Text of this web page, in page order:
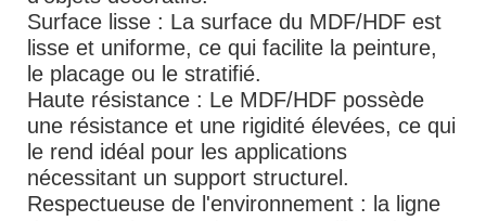
Surface lisse : La surface du MDF/HDF est
lisse et uniforme, ce qui facilite la peinture,
le placage ou le stratifié.
Haute résistance : Le MDF/HDF possède
une résistance et une rigidité élevées, ce qui
le rend idéal pour les applications
nécessitant un support structurel.
Respectueuse de l'environnement : la ligne